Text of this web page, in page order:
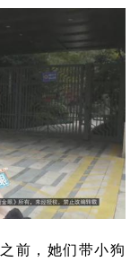
之前，她们带小狗